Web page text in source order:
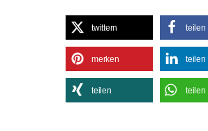
twittern teilen
merken teilen
teilen teilen